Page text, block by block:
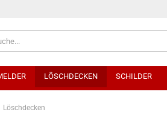
LÖSCHDECKEN SCHILDER
Löschdecken